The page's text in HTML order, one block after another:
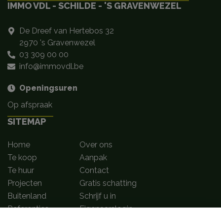
IMMO VDL - SCHILDE - 'S GRAVENWEZEL
De Dreef van Hertebos 32
2970 's Gravenwezel
03 309 00 00
info@immovdl.be
Openingsuren
Op afspraak
SITEMAP
Home
Te koop
Te huur
Projecten
Buitenland
Over ons
Aanpak
Contact
Gratis schatting
Schrijf u in